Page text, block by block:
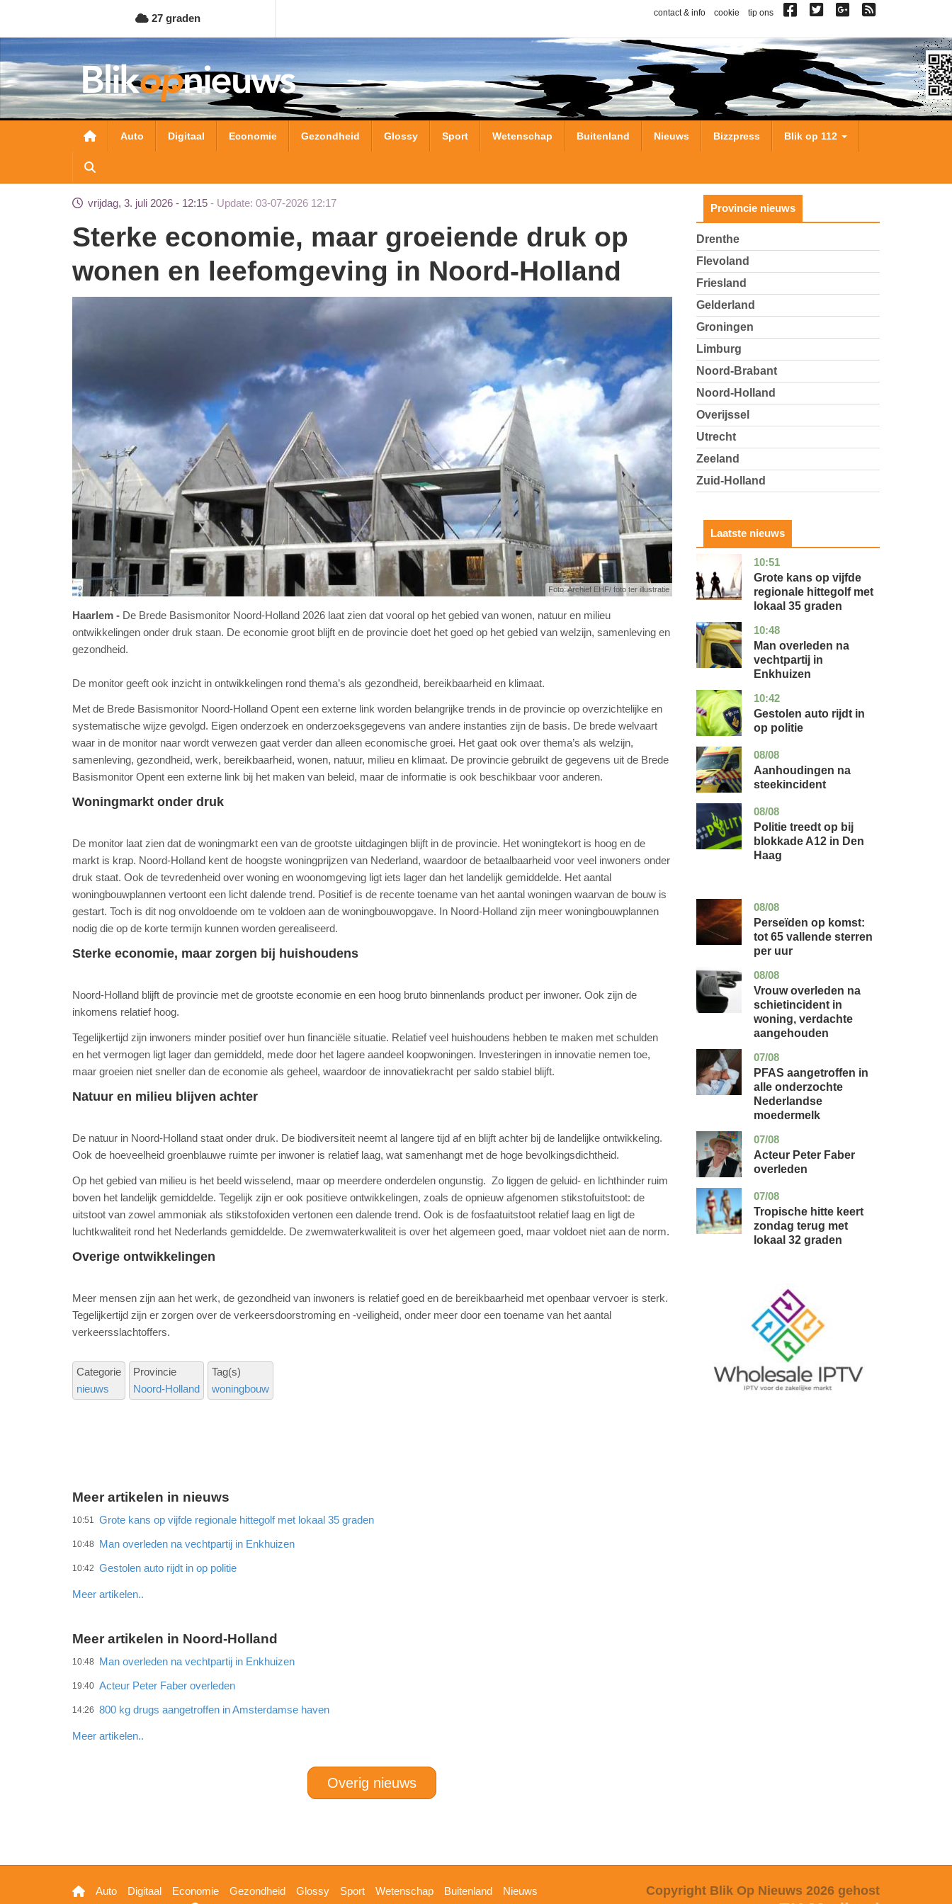
naar
de
inhoud
gaan
27 graden contact & info cookie tip ons
Hoofdnavigatie
Auto Digitaal Economie Gezondheid Glossy Sport Wetenschap Buitenland Nieuws Bizzpress Blik op 112
vrijdag, 3. juli 2026 - 12:15 Update: 03-07-2026 12:17
Sterke economie, maar groeiende druk op
wonen en leefomgeving in Noord-Holland
Foto: Archief EHF/ foto ter illustratie
Haarlem
De Brede Basismonitor Noord-Holland 2026 laat zien dat vooral op het gebied van wonen, natuur en milieu
ontwikkelingen onder druk staan. De economie groot blijft en de provincie doet het goed op het gebied van welzijn, samenleving en
gezondheid.
De monitor geeft ook inzicht in ontwikkelingen rond thema’s als gezondheid, bereikbaarheid en klimaat.
Met de Brede Basismonitor Noord-Holland Opent een externe link worden belangrijke trends in de provincie op overzichtelijke en
systematische wijze gevolgd. Eigen onderzoek en onderzoeksgegevens van andere instanties zijn de basis. De brede welvaart
waar in de monitor naar wordt verwezen gaat verder dan alleen economische groei. Het gaat ook over thema’s als welzijn,
samenleving, gezondheid, werk, bereikbaarheid, wonen, natuur, milieu en klimaat. De provincie gebruikt de gegevens uit de Brede
Basismonitor Opent een externe link bij het maken van beleid, maar de informatie is ook beschikbaar voor anderen.
Woningmarkt onder druk
De monitor laat zien dat de woningmarkt een van de grootste uitdagingen blijft in de provincie. Het woningtekort is hoog en de
markt is krap. Noord-Holland kent de hoogste woningprijzen van Nederland, waardoor de betaalbaarheid voor veel inwoners onder
druk staat. Ook de tevredenheid over woning en woonomgeving ligt iets lager dan het landelijk gemiddelde. Het aantal
woningbouwplannen vertoont een licht dalende trend. Positief is de recente toename van het aantal woningen waarvan de bouw is
gestart. Toch is dit nog onvoldoende om te voldoen aan de woningbouwopgave. In Noord-Holland zijn meer woningbouwplannen
nodig die op de korte termijn kunnen worden gerealiseerd.
Sterke economie, maar zorgen bij huishoudens
Noord-Holland blijft de provincie met de grootste economie en een hoog bruto binnenlands product per inwoner. Ook zijn de
inkomens relatief hoog.
Tegelijkertijd zijn inwoners minder positief over hun financiële situatie. Relatief veel huishoudens hebben te maken met schulden
en het vermogen ligt lager dan gemiddeld, mede door het lagere aandeel koopwoningen. Investeringen in innovatie nemen toe,
maar groeien niet sneller dan de economie als geheel, waardoor de innovatiekracht per saldo stabiel blijft.
Natuur en milieu blijven achter
De natuur in Noord-Holland staat onder druk. De biodiversiteit neemt al langere tijd af en blijft achter bij de landelijke ontwikkeling.
Ook de hoeveelheid groenblauwe ruimte per inwoner is relatief laag, wat samenhangt met de hoge bevolkingsdichtheid.
Op het gebied van milieu is het beeld wisselend, maar op meerdere onderdelen ongunstig. Zo liggen de geluid- en lichthinder ruim
boven het landelijk gemiddelde. Tegelijk zijn er ook positieve ontwikkelingen, zoals de opnieuw afgenomen stikstofuitstoot: de
uitstoot van zowel ammoniak als stikstofoxiden vertonen een dalende trend. Ook is de fosfaatuitstoot relatief laag en ligt de
luchtkwaliteit rond het Nederlands gemiddelde. De zwemwaterkwaliteit is over het algemeen goed, maar voldoet niet aan de norm.
Overige ontwikkelingen
Meer mensen zijn aan het werk, de gezondheid van inwoners is relatief goed en de bereikbaarheid met openbaar vervoer is sterk.
Tegelijkertijd zijn er zorgen over de verkeersdoorstroming en -veiligheid, onder meer door een toename van het aantal
verkeersslachtoffers.
Categorie
nieuws
Provincie
Noord-Holland
Tag(s)
woningbouw
Meer artikelen in nieuws
10:51 Grote kans op vijfde regionale hittegolf met lokaal 35 graden
10:48 Man overleden na vechtpartij in Enkhuizen
10:42 Gestolen auto rijdt in op politie
Meer artikelen..
Meer artikelen in Noord-Holland
10:48 Man overleden na vechtpartij in Enkhuizen
19:40 Acteur Peter Faber overleden
14:26 800 kg drugs aangetroffen in Amsterdamse haven
Meer artikelen..
Overig nieuws
Provincie nieuws
Drenthe
Flevoland
Friesland
Gelderland
Groningen
Limburg
Noord-Brabant
Noord-Holland
Overijssel
Utrecht
Zeeland
Zuid-Holland
Laatste nieuws
10:51
utrecht
nieuws
Grote kans op vijfde
regionale hittegolf met
lokaal 35 graden
10:48
noord-
holland
nieuws
Man overleden na
vechtpartij in
Enkhuizen
10:42
noord-
brabant
nieuws
Gestolen auto rijdt in
op politie
08/08
utrecht
nieuws
Aanhoudingen na
steekincident
08/08
zuid-
holland
nieuws
Politie treedt op bij
blokkade A12 in Den
Haag
08/08
utrecht
nieuws
Perseïden op komst:
tot 65 vallende sterren
per uur
08/08
zuid-
holland
nieuws
Vrouw overleden na
schietincident in
woning, verdachte
aangehouden
07/08
utrecht
gezondheid
PFAS aangetroffen in
alle onderzochte
Nederlandse
moedermelk
07/08
noord-
holland
glossy
Acteur Peter Faber
overleden
07/08
utrecht
nieuws
Tropische hitte keert
zondag terug met
lokaal 32 graden
Hoofdnavigatie
Auto Digitaal Economie Gezondheid Glossy Sport Wetenschap Buitenland
Nieuws
Copyright Blik Op Nieuws 2026 gehost